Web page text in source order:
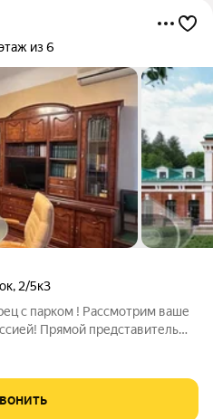
из 6
, 2/5к3
с парком ! Рассмотрим ваше
Прямой представитель
красивый вид на
Двухуровневая квартира для